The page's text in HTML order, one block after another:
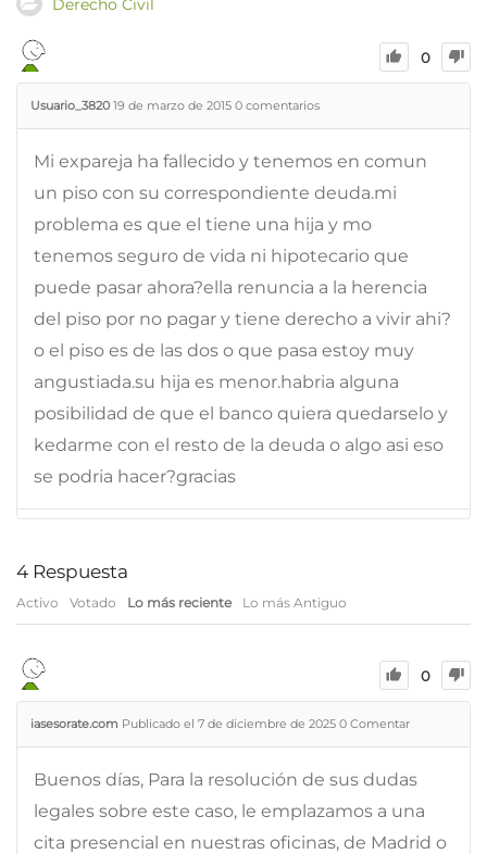
Derecho Civil
0
Usuario_3820 19 de marzo de 2015 0 comentarios
Mi expareja ha fallecido y tenemos en comun
un piso con su correspondiente deuda.mi
problema es que el tiene una hija y mo
tenemos seguro de vida ni hipotecario que
puede pasar ahora?ella renuncia a la herencia
del piso por no pagar y tiene derecho a vivir ahi?
o el piso es de las dos o que pasa estoy muy
angustiada.su hija es menor.habria alguna
posibilidad de que el banco quiera quedarselo y
kedarme con el resto de la deuda o algo asi eso
se podria hacer?gracias
4 Respuesta
Activo Votado Lo más reciente Lo más Antiguo
0
iasesorate.com Publicado el 7 de diciembre de 2025 0 Comentar
Buenos días, Para la resolución de sus dudas
legales sobre este caso, le emplazamos a una
cita presencial en nuestras oficinas, de Madrid o